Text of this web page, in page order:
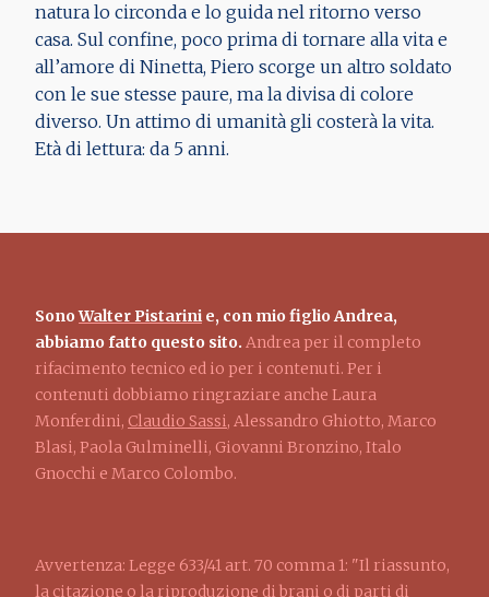
natura lo circonda e lo guida nel ritorno verso
casa. Sul confine, poco prima di tornare alla vita e
all’amore di Ninetta, Piero scorge un altro soldato
con le sue stesse paure, ma la divisa di colore
diverso. Un attimo di umanità gli costerà la vita.
Età di lettura: da 5 anni.
SonoWalter Pistarini e, con mio figlio Andrea,
abbiamo fatto questo sito. Andrea per il completo
rifacimento tecnico ed io per i contenuti. Per i
contenuti dobbiamo ringraziare anche Laura
Monferdini, Claudio Sassi, Alessandro Ghiotto, Marco
Blasi, Paola Gulminelli, Giovanni Bronzino, Italo
Gnocchi e Marco Colombo.
Avvertenza: Legge 633/41 art. 70 comma 1: "Il riassunto,
la citazione o la riproduzione di brani o di parti di